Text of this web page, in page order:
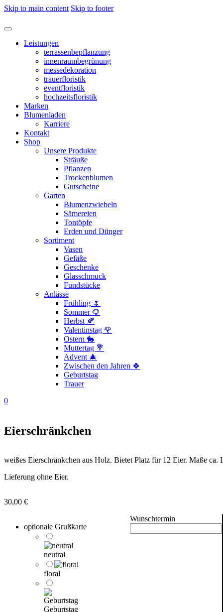
Skip to main content Skip to footer
Leistungen
terrassenbepflanzung
innenraumbegrünung
messedekoration
trauerfloristik
eventfloristik
hochzeitsfloristik
Marken
Blumenladen
Karriere
Kontakt
Shop
Unsere Produkte
Sträuße
Pflanzen
Trockenblumen
Gutscheine
Garten
Blumenzwiebeln
Sämereien
Tontöpfe
Erden und Dünger
Sortiment
Vasen
Gefäße
Geschenke
Glasschmuck
Fundstücke
Anlässe
Frühling 🌷
Sommer 🌻
Herbst 🍂
Valentinstag 🌹
Ostern 🐇
Muttertag 💐
Advent 🎄
Zwischen den Jahren 🍀
Geburtstag
Trauer
0
Eierschränkchen
weißes Eierschränkchen aus Holz. Bietet Platz für 12 Eier. Maße
Lieferung ohne Eier.
30,00 €
optionale Grußkarte
neutral
floral
Geburtstag
Wunschtermin